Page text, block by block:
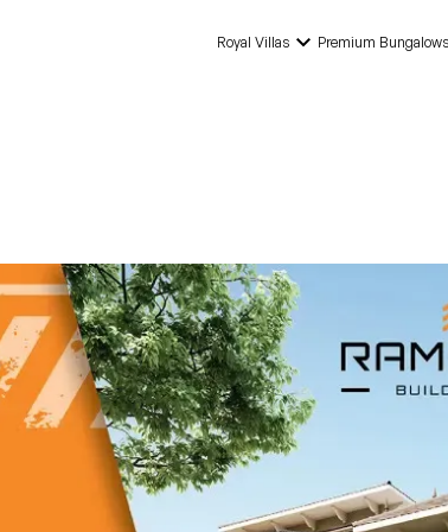
Royal Villas keyboard_arrow_down Premium Bungalows